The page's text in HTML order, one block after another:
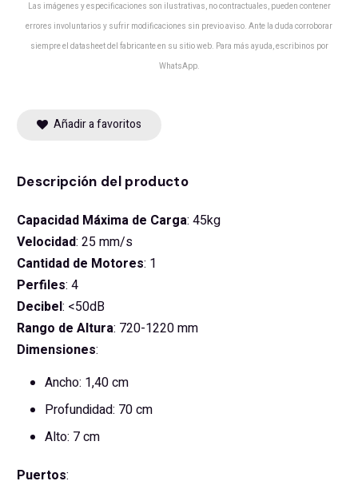
Las imágenes y especificaciones son ilustrativas, no contractuales, pueden contener
errores involuntarios y sufrir modificaciones sin previo aviso. Ante la duda corroborar
siempre el datasheet del fabricante en su sitio web. Para más ayuda, escribinos por
WhatsApp.
Añadir a favoritos
Descripción del producto
Capacidad Máxima de Carga: 45kg
Velocidad: 25 mm/s
Cantidad de Motores: 1
Perfiles: 4
Decibel: <50dB
Rango de Altura: 720-1220 mm
Dimensiones:
Ancho: 1,40 cm
Profundidad: 70 cm
Alto: 7 cm
Puertos: